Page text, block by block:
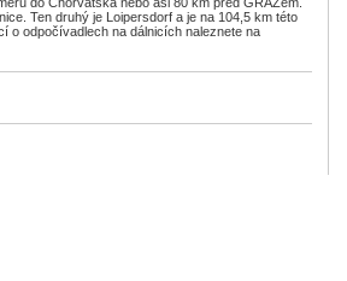
Ten druhý je Loipersdorf a je na 104,5 km této
o odpočívadlech na dálnicích naleznete na